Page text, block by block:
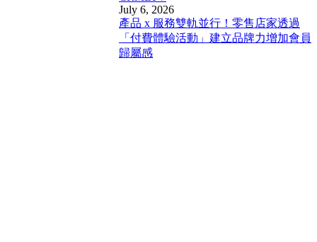
July 6, 2026
產品 x 服務雙軌並行！零售店家透過
「付費體驗活動」建立品牌力增加會員
歸屬感